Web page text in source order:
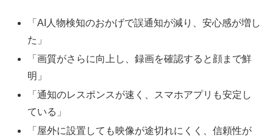
「AI人物検知のおかげで誤通知が減り、安心感が増し
た」
「画質がさらに向上し、録画を確認すると顔まで鮮
明」
「通知のレスポンスが速く、スマホアプリも安定し
ている」
「屋外に設置しても映像が途切れにくく、信頼性が